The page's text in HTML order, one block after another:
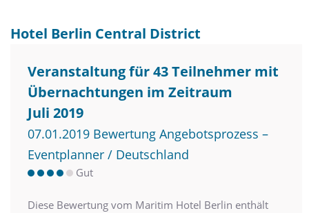
Hotel Berlin Central District
Veranstaltung für 43 Teilnehmer mit
Übernachtungen im Zeitraum
Juli 2019
07.01.2019 Bewertung Angebotsprozess –
Eventplanner / Deutschland
Gut
Diese Bewertung vom Maritim Hotel Berlin enthält